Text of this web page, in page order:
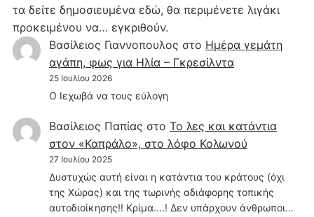
τα δείτε δημοσιευμένα εδώ, θα περιμένετε λιγάκι
προκειμένου να… εγκριθούν.
Βασίλειος Γιαννοπουλος στο Hμέρα γεμάτη
αγάπη, φως για Ηλία – Γκρεσίλντα
25 Ιουλίου 2026
Ο Ιεχωβά να τους εύλογη
Βασίλειος Παπίας στο Το λες και κατάντια
στον «Καπράλο», στο λόφο Κολωνού
27 Ιουλίου 2025
Δυστυχώς αυτή είναι η κατάντια του κράτους (όχι
της Χώρας) και της τωρινής αδιάφορης τοπικής
αυτοδιοίκησης!! Κρίμα....! Δεν υπάρχουν άνθρωποι…